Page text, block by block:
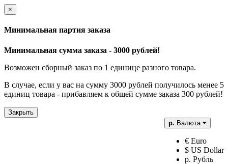
×
Минимальная партия заказа
Минимальная сумма заказа - 3000 рублей!
Возможен сборный заказ по 1 единице разного товара.
В случае, если у вас на сумму 3000 рублей получилось менее 5
единиц товара - прибавляем к общей сумме заказа 300 рублей!
Закрыть
р. Валюта
€ Euro
$ US Dollar
р. Рубль